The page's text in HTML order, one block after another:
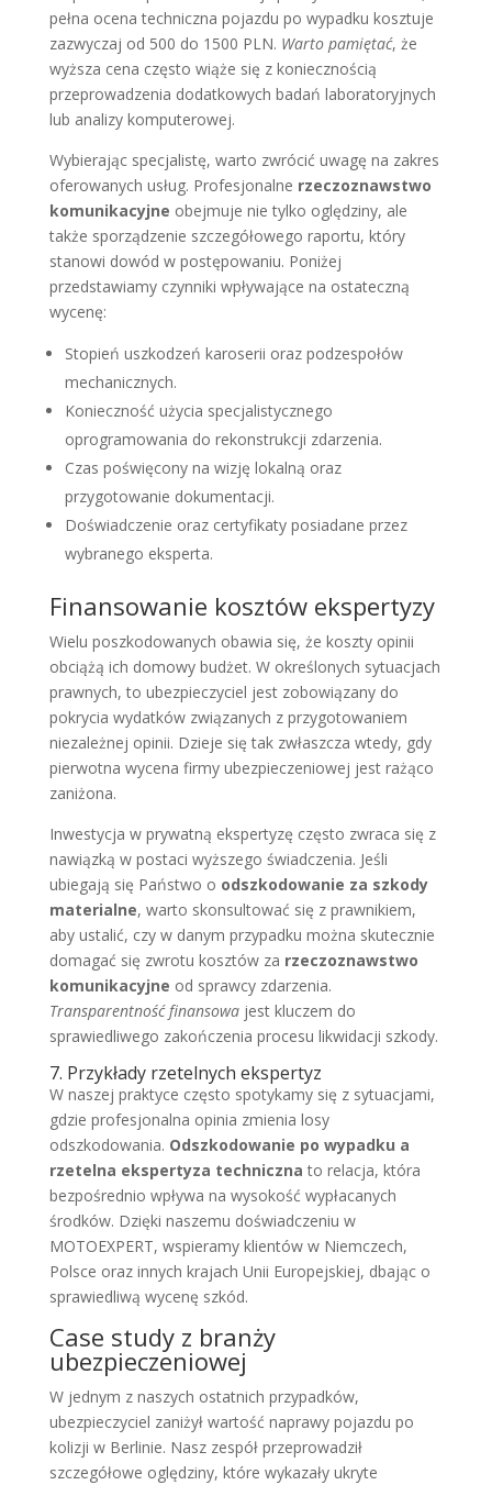
pełna ocena techniczna pojazdu po wypadku kosztuje
zazwyczaj od 500 do 1500 PLN. Warto pamiętać, że
wyższa cena często wiąże się z koniecznością
przeprowadzenia dodatkowych badań laboratoryjnych
lub analizy komputerowej.
Wybierając specjalistę, warto zwrócić uwagę na zakres
oferowanych usług. Profesjonalne rzeczoznawstwo
komunikacyjne obejmuje nie tylko oględziny, ale
także sporządzenie szczegółowego raportu, który
stanowi dowód w postępowaniu. Poniżej
przedstawiamy czynniki wpływające na ostateczną
wycenę:
Stopień uszkodzeń karoserii oraz podzespołów
mechanicznych.
Konieczność użycia specjalistycznego
oprogramowania do rekonstrukcji zdarzenia.
Czas poświęcony na wizję lokalną oraz
przygotowanie dokumentacji.
Doświadczenie oraz certyfikaty posiadane przez
wybranego eksperta.
Finansowanie kosztów ekspertyzy
Wielu poszkodowanych obawia się, że koszty opinii
obciążą ich domowy budżet. W określonych sytuacjach
prawnych, to ubezpieczyciel jest zobowiązany do
pokrycia wydatków związanych z przygotowaniem
niezależnej opinii. Dzieje się tak zwłaszcza wtedy, gdy
pierwotna wycena firmy ubezpieczeniowej jest rażąco
zaniżona.
Inwestycja w prywatną ekspertyzę często zwraca się z
nawiązką w postaci wyższego świadczenia. Jeśli
ubiegają się Państwo o odszkodowanie za szkody
materialne, warto skonsultować się z prawnikiem,
aby ustalić, czy w danym przypadku można skutecznie
domagać się zwrotu kosztów za rzeczoznawstwo
komunikacyjne od sprawcy zdarzenia.
Transparentność finansowajest kluczem do
sprawiedliwego zakończenia procesu likwidacji szkody.
7. Przykłady rzetelnych ekspertyz
W naszej praktyce często spotykamy się z sytuacjami,
gdzie profesjonalna opinia zmienia losy
odszkodowania. Odszkodowanie po wypadku a
rzetelna ekspertyza techniczna to relacja, która
bezpośrednio wpływa na wysokość wypłacanych
środków. Dzięki naszemu doświadczeniu w
MOTOEXPERT, wspieramy klientów w Niemczech,
Polsce oraz innych krajach Unii Europejskiej, dbając o
sprawiedliwą wycenę szkód.
Case study z branży
ubezpieczeniowej
W jednym z naszych ostatnich przypadków,
ubezpieczyciel zaniżył wartość naprawy pojazdu po
kolizji w Berlinie. Nasz zespół przeprowadził
szczegółowe oględziny, które wykazały ukryte